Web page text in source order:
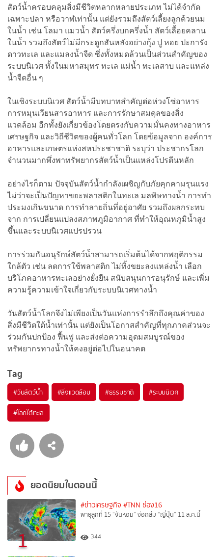
สัตว์น้ำครอบคลุมสิ่งมีชีวิตหลากหลายประเภท ไม่ได้จำกัด
เฉพาะปลา หรือวาฬเท่านั้น แต่ยังรวมถึงสัตว์เลี้ยงลูกด้วยนม
ในน้ำ เช่น โลมา แมวน้ำ สัตว์ครึ่งบกครึ่งน้ำ สัตว์เลื้อยคลาน
ในน้ำ รวมถึงสัตว์ไม่มีกระดูกสันหลังอย่างกุ้ง ปู หอย ปะการัง
ดาวทะเล และแมลงน้ำจืด ซึ่งทั้งหมดล้วนเป็นส่วนสำคัญของ
ระบบนิเวศ ทั้งในมหาสมุทร ทะเล แม่น้ำ ทะเลสาบ และแหล่ง
น้ำจืดอื่น ๆ
ในเชิงระบบนิเวศ สัตว์น้ำมีบทบาทสำคัญต่อห่วงโซ่อาหาร
การหมุนเวียนสารอาหาร และการรักษาสมดุลของสิ่ง
แวดล้อม อีกทั้งยังเกี่ยวข้องโดยตรงกับความมั่นคงทางอาหาร
เศรษฐกิจ และวิถีชีวิตของผู้คนทั่วโลก โดยข้อมูลจาก องค์การ
อาหารและเกษตรแห่งสหประชาชาติ ระบุว่า ประชากรโลก
จำนวนมากพึ่งพาทรัพยากรสัตว์น้ำเป็นแหล่งโปรตีนหลัก
อย่างไรก็ตาม ปัจจุบันสัตว์น้ำกำลังเผชิญกับภัยคุกคามรุนแรง
ไม่ว่าจะเป็นปัญหาขยะพลาสติกในทะเล มลพิษทางน้ำ การทำ
ประมงเกินขนาด การทำลายถิ่นที่อยู่อาศัย รวมถึงผลกระทบ
จาก การเปลี่ยนแปลงสภาพภูมิอากาศ ที่ทำให้อุณหภูมิน้ำสูง
ขึ้นและระบบนิเวศแปรปรวน
การร่วมกันอนุรักษ์สัตว์น้ำสามารถเริ่มต้นได้จากพฤติกรรม
ใกล้ตัว เช่น ลดการใช้พลาสติก ไม่ทิ้งขยะลงแหล่งน้ำ เลือก
บริโภคอาหารทะเลอย่างยั่งยืน สนับสนุนการอนุรักษ์ และเพิ่ม
ความรู้ความเข้าใจเกี่ยวกับระบบนิเวศทางน้ำ
วันสัตว์น้ำโลกจึงไม่เพียงเป็นวันแห่งการรำลึกถึงคุณค่าของ
สิ่งมีชีวิตใต้น้ำเท่านั้น แต่ยังเป็นโอกาสสำคัญที่ทุกภาคส่วนจะ
ร่วมกันปกป้อง ฟื้นฟู และส่งต่อความอุดมสมบูรณ์ของ
ทรัพยากรทางน้ำให้คงอยู่ต่อไปในอนาคต
Tag
#วันสัตว์น้ำ #สิ่งแวดล้อม #ธรรมชาติ #ระบบนิเวศ
#โลกใต้ทะเล
ยอดนิยมในตอนนี้
1
#ข่าวเศรษฐกิจ #TNN ช่อง16
พายุลูกที่ 15 “จันหอม” จ่อถล่ม “ญี่ปุ่น” 11 ส.ค.นี้
344